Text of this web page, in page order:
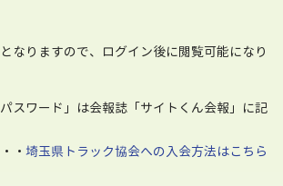
なりますので、ログイン後に閲覧可能になり
パスワード」は会報誌「サイトくん会報」に記
・ 埼玉県トラック協会への入会方法はこちら